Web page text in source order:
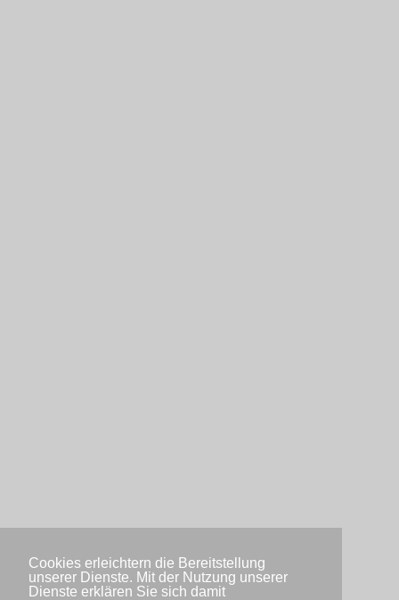
Cookies erleichtern die Bereitstellung
unserer Dienste. Mit der Nutzung unserer
Dienste erklären Sie sich damit